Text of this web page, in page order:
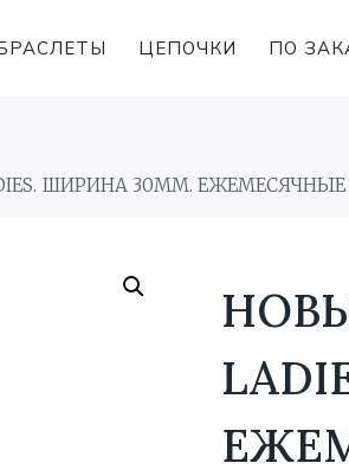
ЦЕПОЧКИ ПО
ШИРИНА 30MM.